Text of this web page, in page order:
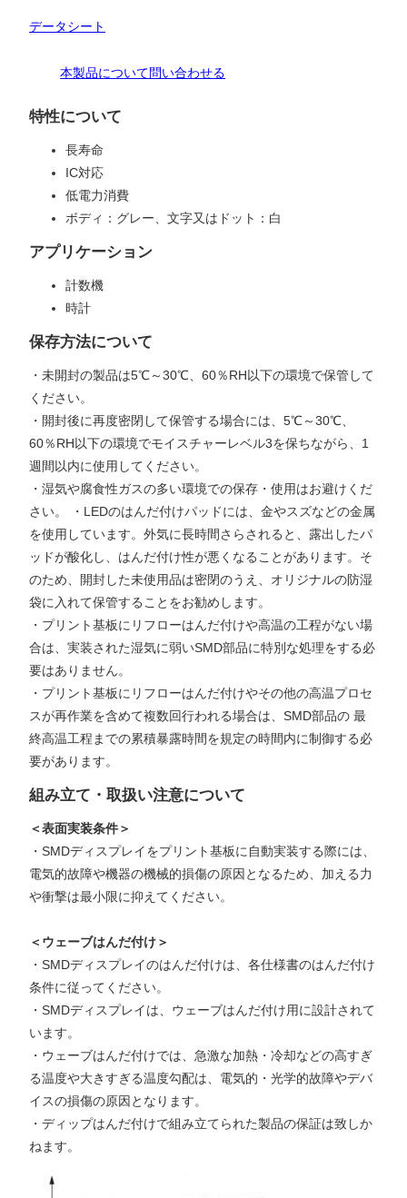
データシート
本製品について問い合わせる
特性について
長寿命
IC対応
低電力消費
ボディ：グレー、文字又はドット：白
アプリケーション
計数機
時計
保存方法について
・未開封の製品は5℃～30℃、60％RH以下の環境で保管して
ください。
・開封後に再度密閉して保管する場合には、5℃～30℃、
60％RH以下の環境でモイスチャーレベル3を保ちながら、1
週間以内に使用してください。
・湿気や腐食性ガスの多い環境での保存・使用はお避けくだ
さい。 ・LEDのはんだ付けパッドには、金やスズなどの金属
を使用しています。外気に長時間さらされると、露出したパ
ッドが酸化し、はんだ付け性が悪くなることがあります。そ
のため、開封した未使用品は密閉のうえ、オリジナルの防湿
袋に入れて保管することをお勧めします。
・プリント基板にリフローはんだ付けや高温の工程がない場
合は、実装された湿気に弱いSMD部品に特別な処理をする必
要はありません。
・プリント基板にリフローはんだ付けやその他の高温プロセ
スが再作業を含めて複数回行われる場合は、SMD部品の 最
終高温工程までの累積暴露時間を規定の時間内に制御する必
要があります。
組み立て・取扱い注意について
＜表面実装条件＞
・SMDディスプレイをプリント基板に自動実装する際には、
電気的故障や機器の機械的損傷の原因となるため、加える力
や衝撃は最小限に抑えてください。
＜ウェーブはんだ付け＞
・SMDディスプレイのはんだ付けは、各仕様書のはんだ付け
条件に従ってください。
・SMDディスプレイは、ウェーブはんだ付け用に設計されて
います。
・ウェーブはんだ付けでは、急激な加熱・冷却などの高すぎ
る温度や大きすぎる温度勾配は、電気的・光学的故障やデバ
イスの損傷の原因となります。
・ディップはんだ付けで組み立てられた製品の保証は致しか
ねます。